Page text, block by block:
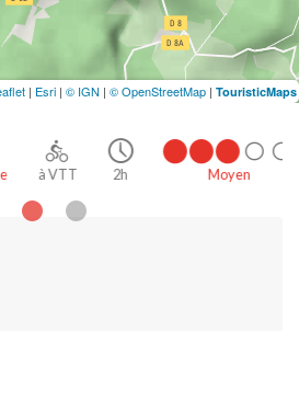
à VTT Moyen
| Esri | © IGN | © OpenStreetMap | TouristicMaps